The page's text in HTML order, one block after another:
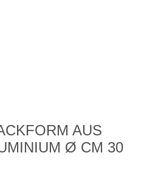
AUS
Ø CM 30